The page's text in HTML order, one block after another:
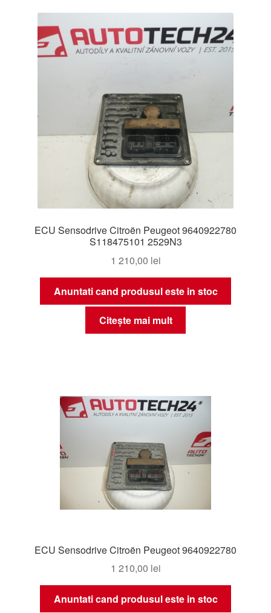
cele
recente
ECU Sensodrive Citroën Peugeot 9640922780
S118475101 2529N3
1 210,00 lei
Anuntati cand produsul este in stoc
Citește mai mult
ECU Sensodrive Citroën Peugeot 9640922780
1 210,00 lei
Anuntati cand produsul este in stoc